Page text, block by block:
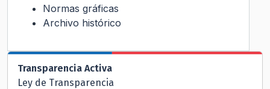
Normas gráficas
Archivo histórico
Transparencia Activa
Ley de Transparencia